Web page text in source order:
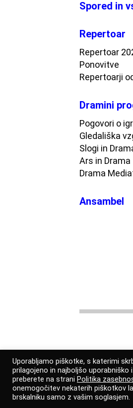
Spored in
Repertoar
Repertoar
Ponovitve
Repertoarji
Dramini
Pogovori o
Gledališka
Slogi in
Ars in Drama
Drama
Ansambel
Uporabljamo piškotke, s katerimi
prilagojeno in najboljšo
preberete na strani Politika
onemogočitev nekaterih piškotkov
brskalniku samo z vašim soglasjem.